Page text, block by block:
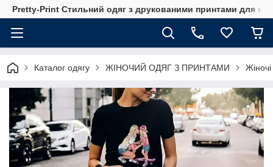
Pretty-Print Стильний одяг з друкованими принтами для
Каталог одягу ЖІНОЧИЙ ОДЯГ З ПРИНТАМИ